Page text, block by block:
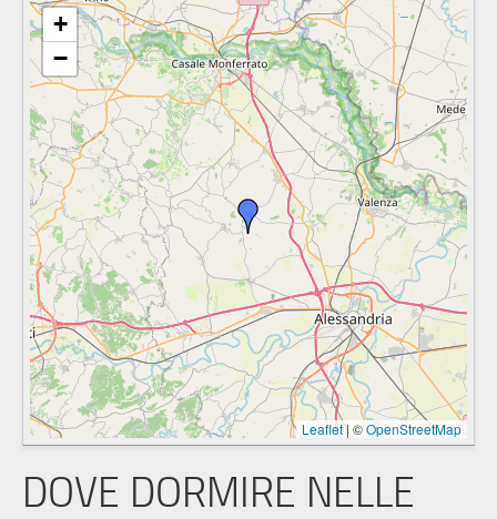
+
−
Leaflet | ©OpenStreetMap
DOVE DORMIRE NELLE